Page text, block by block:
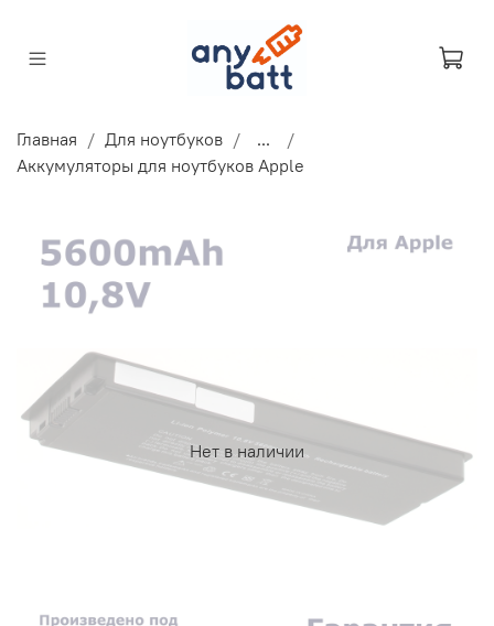
Главная Для ноутбуков
...
Аккумуляторы для ноутбуков Apple
Нет в наличии